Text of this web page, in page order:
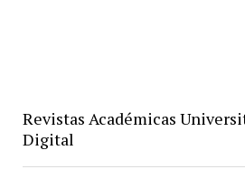
Revistas Académicas
Digital